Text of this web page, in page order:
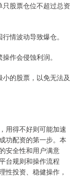
股票仓位不超过总资
情波动导致爆仓。
作会侵蚀利润。
的股票，以免无法及
用得不好则可能加速
功配资的第一步。本
安全性和用户满意
台规则和操作流程
性投资、稳健操作，